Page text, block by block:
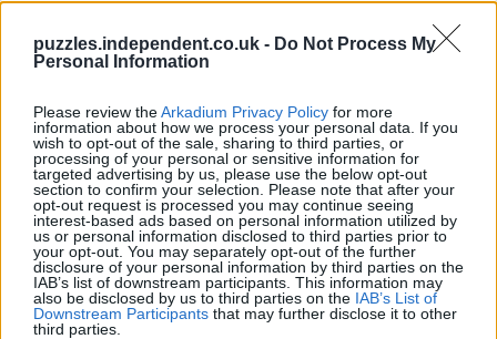
puzzles.independent.co.uk - Do Not Process My
Personal Information
Please review theArkadium Privacy Policy for more
information about how we process your personal data. If you
wish to opt-out of the sale, sharing to third parties, or
processing of your personal or sensitive information for
targeted advertising by us, please use the below opt-out
section to confirm your selection. Please note that after your
opt-out request is processed you may continue seeing
interest-based ads based on personal information utilized by
us or personal information disclosed to third parties prior to
your opt-out. You may separately opt-out of the further
disclosure of your personal information by third parties on the
IAB’s list of downstream participants. This information may
also be disclosed by us to third parties on the IAB’s List of
Downstream Participants that may further disclose it to other
third parties.
Best Cryptic Crossword by Orlando-